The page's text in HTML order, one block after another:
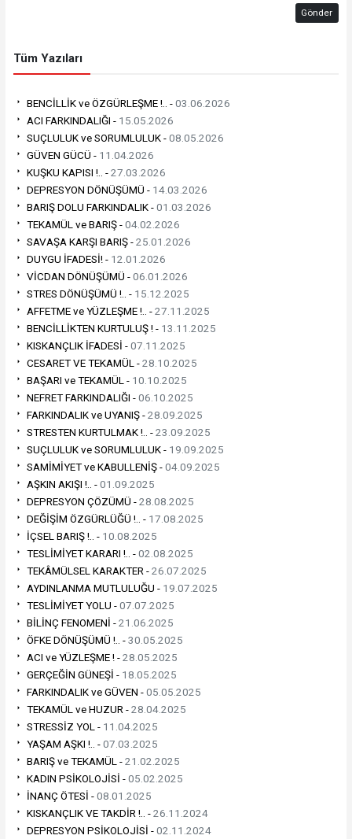
Gönder
Tüm Yazıları
BENCİLLİK ve ÖZGÜRLEŞME !.. -03.06.2026
ACI FARKINDALIĞI - 15.05.2026
SUÇLULUK ve SORUMLULUK -08.05.2026
GÜVEN GÜCÜ - 11.04.2026
KUŞKU KAPISI !.. -27.03.2026
DEPRESYON DÖNÜŞÜMÜ - 14.03.2026
BARIŞ DOLU FARKINDALIK -01.03.2026
TEKAMÜL ve BARIŞ -04.02.2026
SAVAŞA KARŞI BARIŞ -25.01.2026
DUYGU İFADESİ! - 12.01.2026
VİCDAN DÖNÜŞÜMÜ -06.01.2026
STRES DÖNÜŞÜMÜ !.. - 15.12.2025
AFFETME ve YÜZLEŞME !.. -27.11.2025
BENCİLLİKTEN KURTULUŞ ! - 13.11.2025
KISKANÇLIK İFADESİ -07.11.2025
CESARET VE TEKAMÜL -28.10.2025
BAŞARI ve TEKAMÜL - 10.10.2025
NEFRET FARKINDALIĞI -06.10.2025
FARKINDALIK ve UYANIŞ -28.09.2025
STRESTEN KURTULMAK !.. -23.09.2025
SUÇLULUK ve SORUMLULUK - 19.09.2025
SAMİMİYET ve KABULLENİŞ -04.09.2025
AŞKIN AKIŞI !.. -01.09.2025
DEPRESYON ÇÖZÜMÜ -28.08.2025
DEĞİŞİM ÖZGÜRLÜĞÜ !.. - 17.08.2025
İÇSEL BARIŞ !.. - 10.08.2025
TESLİMİYET KARARI !.. -02.08.2025
TEKÂMÜLSEL KARAKTER -26.07.2025
AYDINLANMA MUTLULUĞU - 19.07.2025
TESLİMİYET YOLU -07.07.2025
BİLİNÇ FENOMENİ -21.06.2025
ÖFKE DÖNÜŞÜMÜ !.. -30.05.2025
ACI ve YÜZLEŞME ! -28.05.2025
GERÇEĞİN GÜNEŞİ - 18.05.2025
FARKINDALIK ve GÜVEN -05.05.2025
TEKAMÜL ve HUZUR -28.04.2025
STRESSİZ YOL - 11.04.2025
YAŞAM AŞKI !.. -07.03.2025
BARIŞ ve TEKAMÜL -21.02.2025
KADIN PSİKOLOJİSİ -05.02.2025
İNANÇ ÖTESİ -08.01.2025
KISKANÇLIK VE TAKDİR !.. -26.11.2024
DEPRESYON PSİKOLOJİSİ -02.11.2024